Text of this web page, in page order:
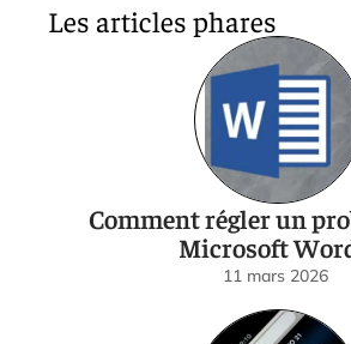
Les articles phares
Comment régler un
Microsoft
11 mars 2026